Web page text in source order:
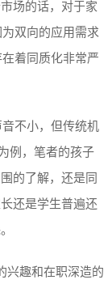
场的话，对于家
双向的应用需求
着同质化非常严
不小，但传统机
例，笔者的孩子
的了解，还是同
还是学生普遍还
兴趣和在职深造的